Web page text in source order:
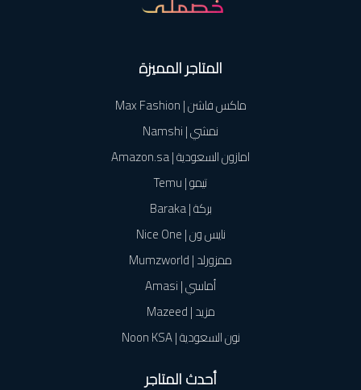
المتاجر المميزة
ماكس فاشن | Max Fashion
نمشي | Namshi
امازون السعودية | Amazon.sa
تيمو | Temu
بركة | Baraka
نايس ون | Nice One
ممزورلد | Mumzworld
أماسي | Amasi
مزيد | Mazeed
نون السعودية | Noon KSA
أحدث المتاجر